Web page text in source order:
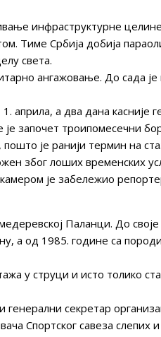
инфраструктурне
Тиме Србија добија
света.
ангажовање. До сада је
априла, а два дана касније
започет троипомесечни
је ранији термин на
због лоших временских
камером је забележио
Паланци. До
а од 1985. године са
у струци и исто толико
генерални секретар
Спортског савеза слепих